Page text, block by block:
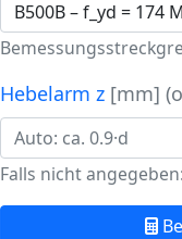
Hebelarm z [mm]
Falls nicht